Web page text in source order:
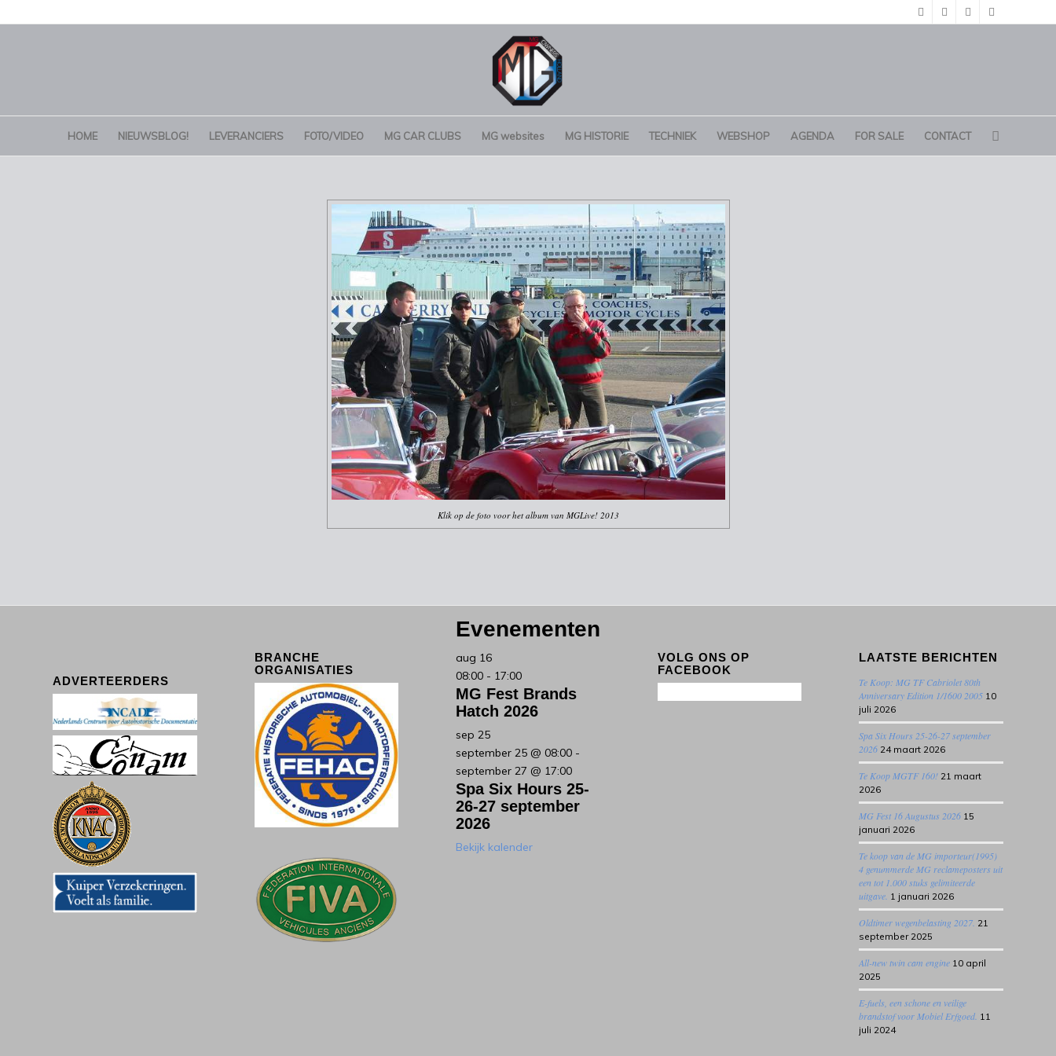
HOME NIEUWSBLOG! LEVERANCIERS FOTO/VIDEO MG CAR CLUBS MG websites MG HISTORIE TECHNIEK WEBSHOP AGENDA FOR SALE CONTACT
Klik op de foto voor het album van MGLive! 2013
ADVERTEERDERS
BRANCHE
ORGANISATIES
Evenementen
aug 16
08:00 - 17:00
MG Fest Brands
Hatch 2026
sep 25
september 25 @ 08:00 -
september 27 @ 17:00
Spa Six Hours 25-
26-27 september
2026
Bekijk kalender
VOLG ONS OP
FACEBOOK
LAATSTE BERICHTEN
Te Koop: MG TF Cabriolet 80th
Anniversary Edition 1/1600 2005 10
juli 2026
Spa Six Hours 25-26-27 september
2026 24 maart 2026
Te Koop MGTF 160! 21 maart
2026
MG Fest 16 Augustus 2026 15
januari 2026
Te koop van de MG importeur(1995)
4 genummerde MG reclameposters uit
een tot 1.000 stuks gelimiteerde
uitgave. 1 januari 2026
Oldtimer wegenbelasting 2027. 21
september 2025
All-new twin cam engine 10 april
2025
E-fuels, een schone en veilige
brandstof voor Mobiel Erfgoed. 11
juli 2024